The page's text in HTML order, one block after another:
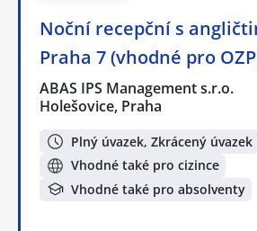
Noční recepční s
Praha 7 (vhodné pro
ABAS IPS Management s.r.o.
Holešovice, Praha
Plný úvazek, Zkrácený úvazek
Vhodné také pro cizince
Vhodné také pro absolventy